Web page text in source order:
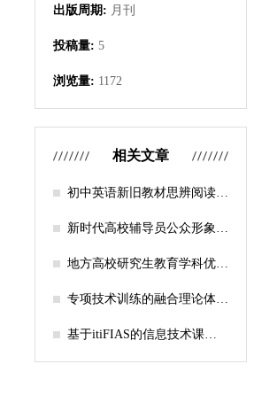
出版周期: 月刊
投稿量: 5
浏览量: 1172
相关文章
初中英语新旧教材思辨阅读任
新时代高校辅导员公众形象塑
地方高校研究生教育学科优化
径探析
专项技术训练的融合理论体系
基于itiFIAS的信息技术课堂